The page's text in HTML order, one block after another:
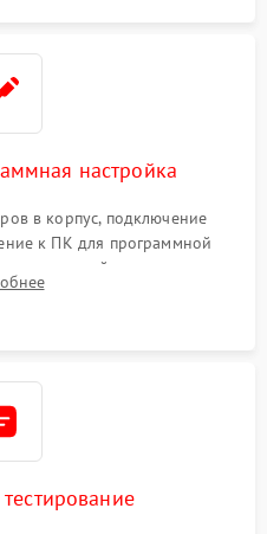
настройка
в корпус, подключение
к ПК для программной
настройки порогов
счетчиков старения АКБ.